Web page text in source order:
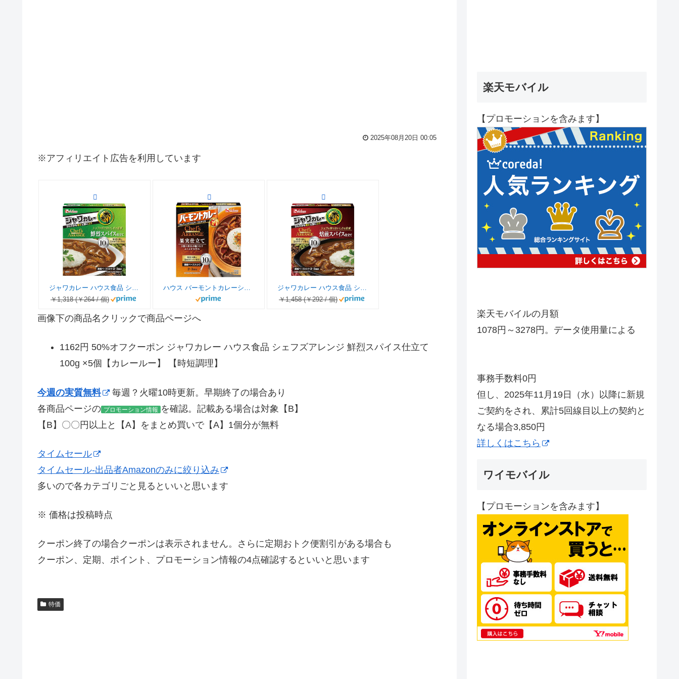
2025年08月20日 00:05
※アフィリエイト広告を利用しています
ジャワカレー ハウス食品 シェフズアレンジ 鮮烈スパイス仕立て 100g ×5個【カレールー】 【時短調理】
￥1,318 (￥264 / 個)
ハウス バーモントカレーシェフズアレンジ 果実仕立て 110g ×5個【カレールー】 【時短調理】
ジャワカレー ハウス食品 シェフズアレンジ 焙煎スパイス仕立て 102g ×5個【カレールー】 【時短調理】
￥1,458 (￥292 / 個)
画像下の商品名クリックで商品ページへ
1162円 50%オフクーポン ジャワカレー ハウス食品 シェフズアレンジ 鮮烈スパイス仕立て
100g ×5個【カレールー】 【時短調理】
今週の実質無料
毎週？火曜10時更新。早期終了の場合あり
各商品ページの プロモーション情報 を確認。記載ある場合は対象【B】
【B】〇〇円以上と【A】をまとめ買いで【A】1個分が無料
タイムセール
タイムセール-出品者Amazonのみに絞り込み
多いので各カテゴリごと見るといいと思います
※ 価格は投稿時点
クーポン終了の場合クーポンは表示されません。さらに定期おトク便割引がある場合も
クーポン、定期、ポイント、プロモーション情報の4点確認するといいと思います
特価
楽天モバイル
【プロモーションを含みます】
楽天モバイルの月額
1078円～3278円。データ使用量による
事務手数料0円
但し、2025年11月19日（水）以降に新規
ご契約をされ、累計5回線目以上の契約と
なる場合3,850円
詳しくはこちら
ワイモバイル
【プロモーションを含みます】